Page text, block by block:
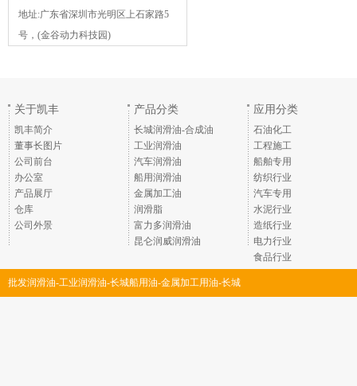
地址:广东省深圳市光明区上石家路5
号，(金谷动力科技园)
关于凯丰
凯丰简介
董事长图片
公司前台
办公室
产品展厅
仓库
公司外景
产品分类
长城润滑油-合成油
工业润滑油
汽车润滑油
船用润滑油
金属加工油
润滑脂
富力多润滑油
昆仑润威润滑油
应用分类
石油化工
工程施工
船舶专用
纺织行业
汽车专用
水泥行业
造纸行业
电力行业
食品行业
批发润滑油-工业润滑油-长城船用油-金属加工用油-长城